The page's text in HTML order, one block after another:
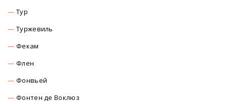
Тур
Туржевиль
Фекам
Флен
Фонвьей
Фонтен де Воклюз